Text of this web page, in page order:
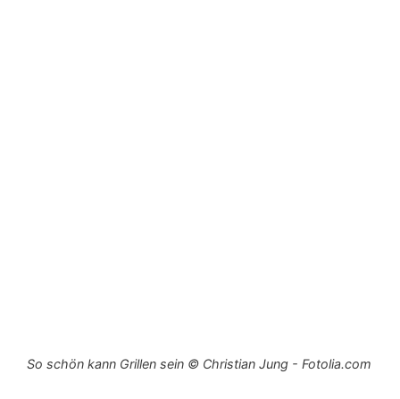
So schön kann Grillen sein © Christian Jung - Fotolia.com